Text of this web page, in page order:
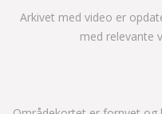
Arkivet med video er
med relevante